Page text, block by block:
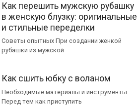
Как перешить мужскую рубашку
в женскую блузку: оригинальные
и стильные переделки
Советы опытных При создании женкой
рубашки из мужской
Как сшить юбку с воланом
Необходимые материалы и инструменты
Перед тем как приступить